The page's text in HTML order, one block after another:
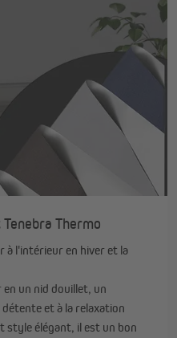
Thermo
à l'intérieur en hiver et la
un nid douillet, un
et à la relaxation
style élégant, il est un bon